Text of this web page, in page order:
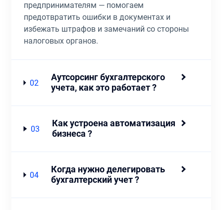
предпринимателям — помогаем
предотвратить ошибки в документах и
избежать штрафов и замечаний со стороны
налоговых органов.
02
Аутсорсинг бухгалтерского
учета, как это работает ?
03
Как устроена автоматизация
бизнеса ?
04
Когда нужно делегировать
бухгалтерский учет ?